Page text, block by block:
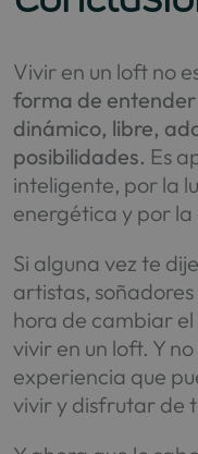
Vivir en un loft no
forma de
dinámico, libre,
posibilidades. Es
inteligente, por la
energética y por
Si alguna vez te
artistas,
hora de cambiar el
vivir en un loft. Y
experiencia que
vivir y disfrutar de